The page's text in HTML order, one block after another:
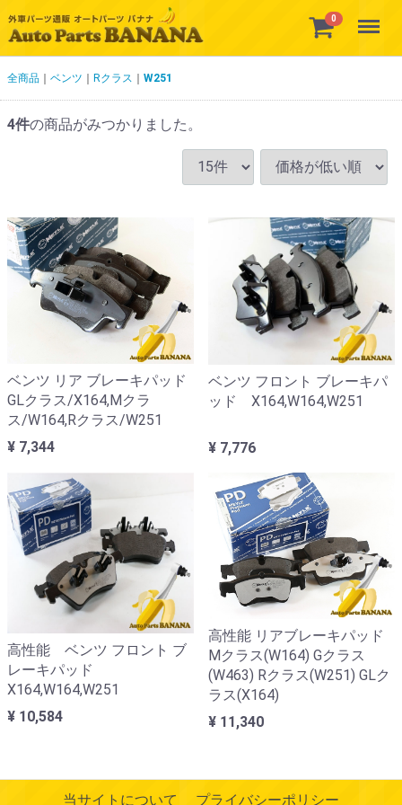
0 Menu
全商品 ベンツ Rクラス W251
4件の商品がみつかりました。
ベンツ リア ブレーキパッド
GLクラス/X164,Mクラ
ス/W164,Rクラス/W251
¥ 7,344
ベンツ フロント ブレーキパ
ッド X164,W164,W251
¥ 7,776
高性能 ベンツ フロント ブ
レーキパッド
X164,W164,W251
¥ 10,584
高性能 リアブレーキパッド
Mクラス(W164) Gクラス
(W463) Rクラス(W251) GLク
ラス(X164)
¥ 11,340
当サイトについて プライバシーポリシー